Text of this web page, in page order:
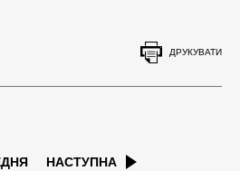
ДРУКУВАТИ
НАСТУПНА